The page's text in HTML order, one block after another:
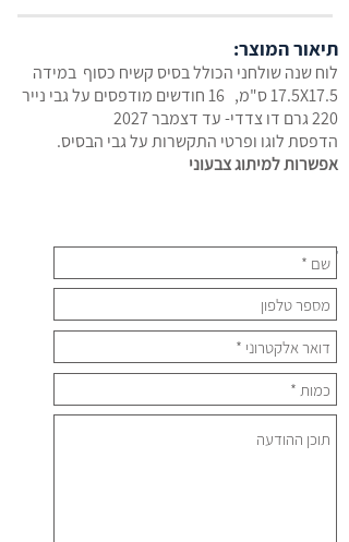
תיאור המוצר:
לוח שנה שולחני הכולל בסיס קשיח כסוף במידה
17.5X17.5 ס"מ, 16 חודשים מודפסים על גבי נייר
220 גרם דו צדדי- עד דצמבר 2027
הדפסת לוגו ופרטי התקשרות על גבי הבסיס.
אפשרות למיתוג צבעוני
לפרטים נוספים: